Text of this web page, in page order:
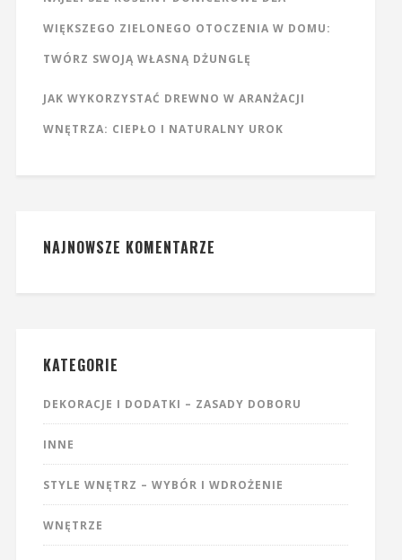
WIĘKSZEGO ZIELONEGO OTOCZENIA W DOMU:
TWÓRZ SWOJĄ WŁASNĄ DŻUNGLĘ
JAK WYKORZYSTAĆ DREWNO W ARANŻACJI
WNĘTRZA: CIEPŁO I NATURALNY UROK
NAJNOWSZE KOMENTARZE
KATEGORIE
DEKORACJE I DODATKI – ZASADY DOBORU
INNE
STYLE WNĘTRZ – WYBÓR I WDROŻENIE
WNĘTRZE